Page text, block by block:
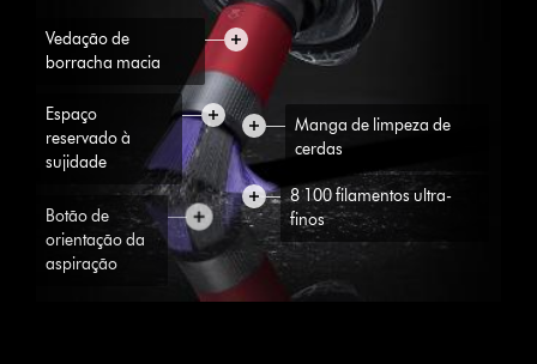
Vedação de
borracha macia
Espaço
reservado à
sujidade
Manga de limpeza de
cerdas
8 100 filamentos ultra-
finos
Botão de
orientação da
aspiração